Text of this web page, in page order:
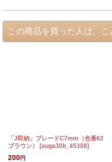
この商品を買った人は、
「J即納」ブレードC7mm（色番62
ブラウン）
[auga30b_45308]
200円